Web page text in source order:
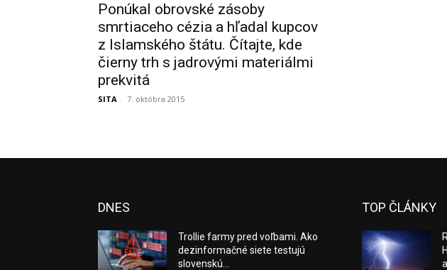
Ponúkal obrovské zásoby
smrtiaceho cézia a hľadal kupcov
z Islamského štátu. Čítajte, kde
čierny trh s jadrovými materiálmi
prekvitá
SITA - 7. októbra 2015
DNES
Trollie farmy pred voľbami. Ako
dezinformačné siete testujú
slovenskú...
TOP ČLÁNKY